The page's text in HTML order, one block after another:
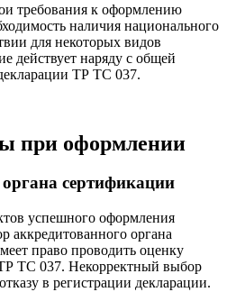
требования к оформлению
наличия национального
для некоторых видов
действует наряду с общей
ТР ТС 037.
при оформлении
сертификации
успешного оформления
аккредитованного органа
право проводить оценку
ТС 037. Некорректный выбор
в регистрации декларации.